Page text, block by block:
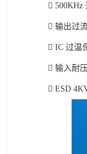
 500KHz
 输出过
 IC 过温
 输入耐
 ESD